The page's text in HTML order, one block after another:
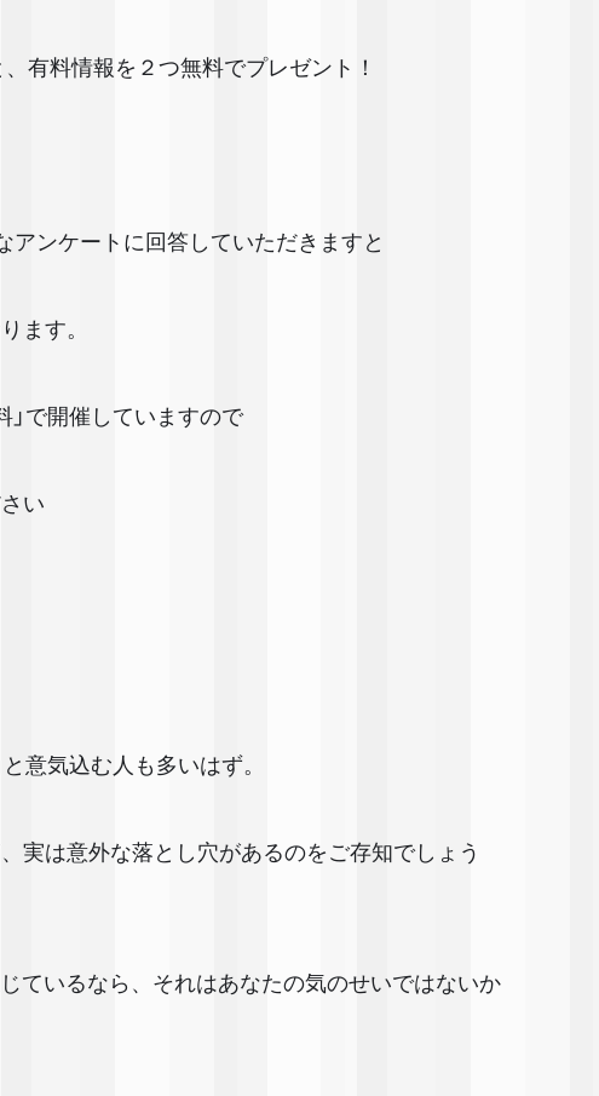
有料情報を２つ無料でプレゼント！
ンケートに回答していただきますと
ます。
」で開催していますので
い✨
意気込む人も多いはず。
実は意外な落とし穴があるのをご存知でしょう
ているなら、それはあなたの気のせいではないか